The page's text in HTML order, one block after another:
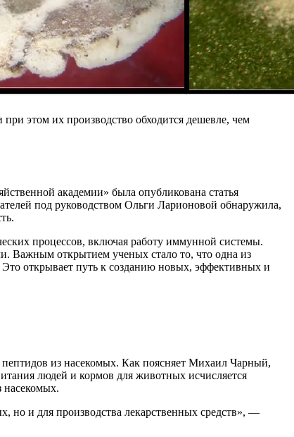
этом их производство обходится дешевле, чем
академии» была опубликована статья
под руководством Ольги Ларионовой обнаружила,
процессов, включая работу иммунной системы.
Важным открытием ученых стало то, что одна из
открывает путь к созданию новых, эффективных и
из насекомых. Как поясняет Михаил Чарный,
людей и кормов для животных исчисляется
насекомых.
но и для производства лекарственных средств», —